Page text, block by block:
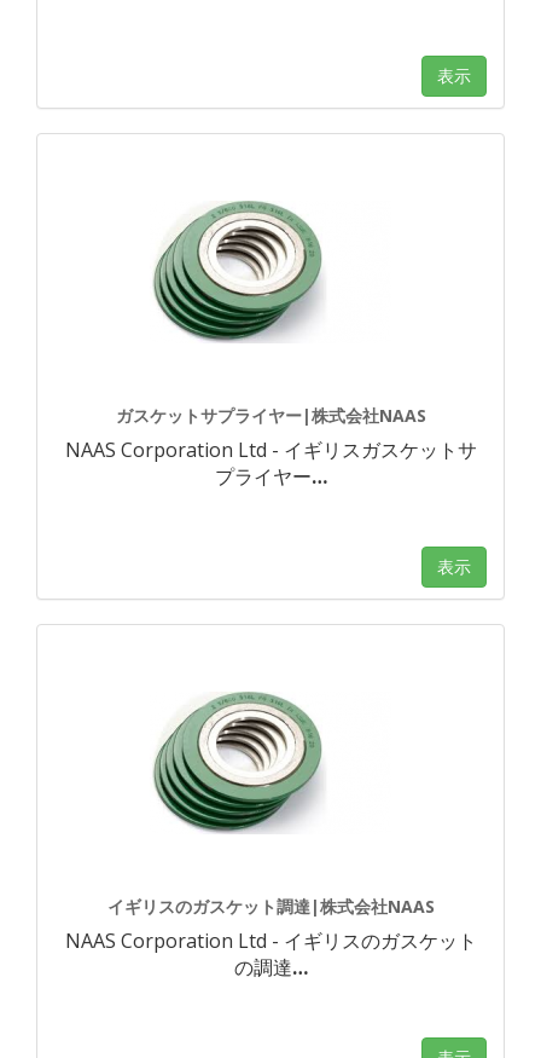
表示
ガスケットサプライヤー|株式会社NAAS
NAAS Corporation Ltd - イギリスガスケットサ
プライヤー…
表示
イギリスのガスケット調達|株式会社NAAS
NAAS Corporation Ltd - イギリスのガスケット
の調達…